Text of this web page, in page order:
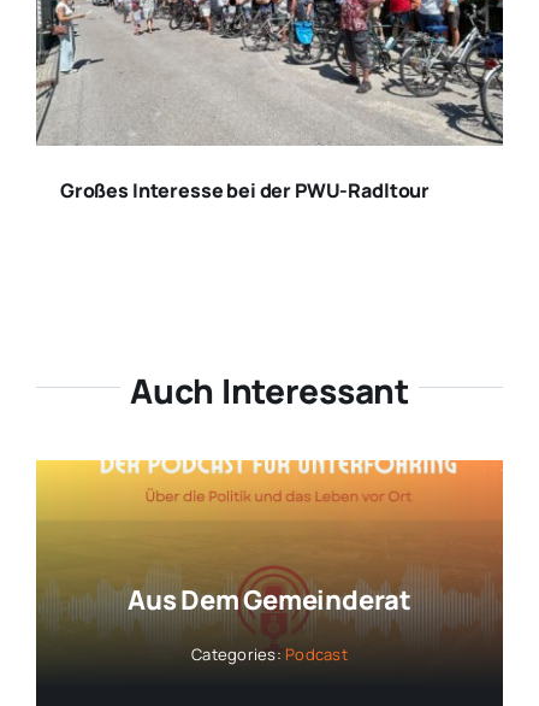
Großes Interesse bei der PWU-Radltour
Auch Interessant
Aus Dem Gemeinderat
Categories: Podcast